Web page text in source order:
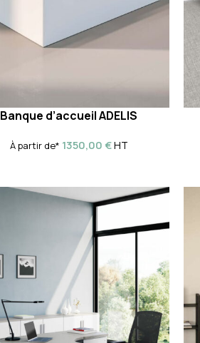
Banque d’accueil ADELIS
À partir de* 1350,00€HT